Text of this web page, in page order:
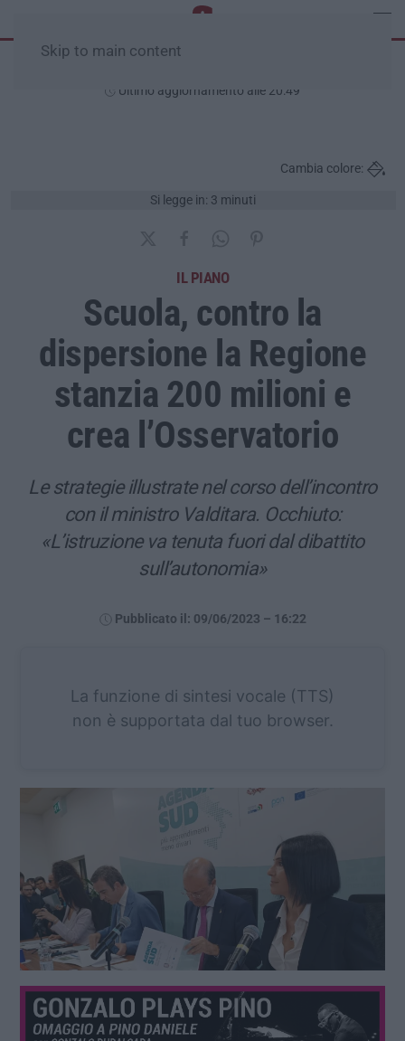
Skip to main content
Ultimo aggiornamento alle 20:49
Si legge in: 3 minuti
Cambia colore:
IL PIANO
Scuola, contro la
dispersione la Regione
stanzia 200 milioni e
crea l’Osservatorio
Le strategie illustrate nel corso dell’incontro
con il ministro Valditara. Occhiuto:
«L’istruzione va tenuta fuori dal dibattito
sull’autonomia»
Pubblicato il: 09/06/2023 – 16:22
La funzione di sintesi vocale (TTS)
non è supportata dal tuo browser.